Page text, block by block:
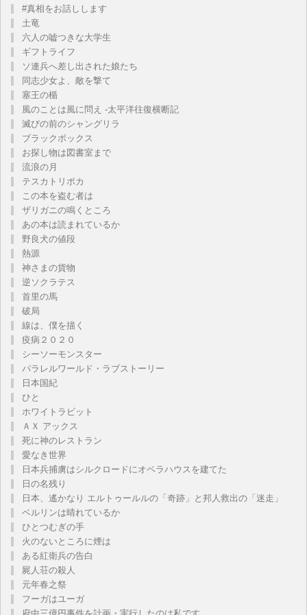
#真相をお話しします
土竜
六人の嘘つきな大学生
ギフトライフ
ソ連兵へ差し出された娘たち
同志少女よ、敵を撃て
塞王の楯
風のことは風に問え -太平洋往復横断記
滅びの前のシャングリラ
ブラックボックス
お探し物は図書室まで
流浪の月
テスカトリポカ
この本を盗む者は
ザリガニの鳴くところ
あの本は読まれているか
野良犬の値段
熱源
神さまの貨物
逆ソクラテス
首里の馬
破局
線は、僕を描く
疫病２０２０
シーソーモンスター
パラレルワールド・ラブストーリー
日本国紀
ひと
ホワイトラビット
ＡＸ アックス
死に神のレストラン
愛なき世界
日本兵捕虜はシルクロードにオペラハウスを建てた
日の名残り
日本、遙かなり エルトゥールルの「奇跡」と邦人救出の「迷走」
ベルリンは晴れているか
ひとつむぎの手
火のないところに煙は
ある紅衛兵の告白
屍人荘の殺人
元年春之祭
フーガはユーガ